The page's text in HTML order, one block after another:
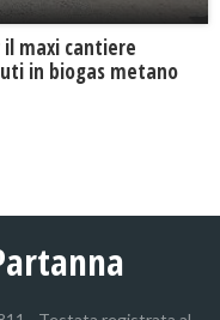
maxi cantiere
in biogas metano